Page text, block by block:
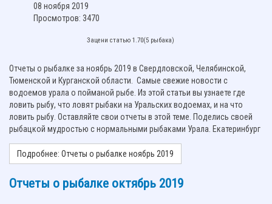
08 ноября 2019
Просмотров: 3470
Зацени статью 1.70(5 рыбака)
Отчеты о рыбалке за ноябрь 2019 в Свердловской, Челябинской,
Тюменской и Курганской области. Самые свежие новости с
водоемов урала о пойманой рыбе. Из этой статьи вы узнаете где
ловить рыбу, что ловят рыбаки на Уральских водоемах, и на что
ловить рыбу. Оставляйте свои отчеты в этой теме. Поделись своей
рыбацкой мудростью с нормальными рыбаками Урала. Екатеринбург
Подробнее: Отчеты о рыбалке ноябрь 2019
Отчеты о рыбалке октябрь 2019